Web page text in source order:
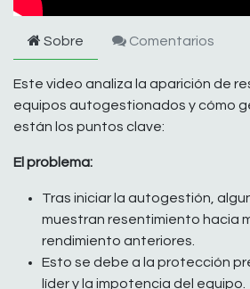
Sobre Comentarios
Este video analiza la aparición de
equipos autogestionados y cómo
están los puntos clave:
El problema:
Tras iniciar la autogestión,
muestran resentimiento hacia
rendimiento anteriores.
Esto se debe a la protección
líder y la impotencia del equipo.